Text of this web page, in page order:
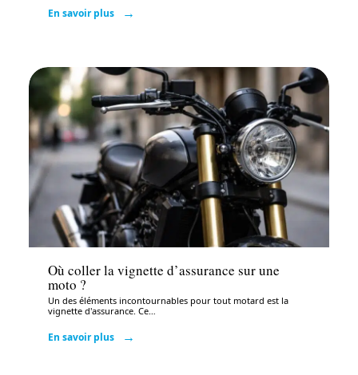
En savoir plus
Auto
Où coller la vignette d’assurance sur une
moto ?
Un des éléments incontournables pour tout motard est la
vignette d'assurance. Ce
En savoir plus